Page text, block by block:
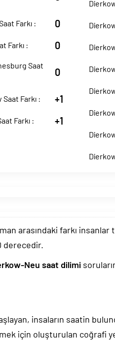
Farkı : 0
Farkı : 0
Saat
0
Farkı : +1
Farkı : +1
arasındaki farkı
derecedir.
Neu saat dilimi
insaların saatin
için oluşturulan coğrafi